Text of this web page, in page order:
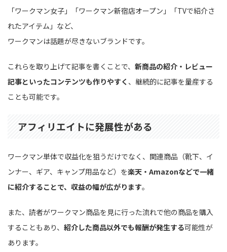
「ワークマン女子」「ワークマン新宿店オープン」「TVで紹介さ
れたアイテム」など、
ワークマンは話題が尽きないブランドです。
これらを取り上げて記事を書くことで、 新商品の紹介・レビュー
記事といったコンテンツも作りやすく 、継続的に記事を量産する
ことも可能です。
アフィリエイトに発展性がある
ワークマン単体で収益化を狙うだけでなく、関連商品（靴下、イ
ンナー、ギア、キャンプ用品など）を楽天・Amazonなどで一緒
に紹介することで、収益の幅が広がります。
また、読者がワークマン商品を見に行った流れで他の商品を購入
することもあり、 紹介した商品以外でも報酬が発生する可能性が
あります。